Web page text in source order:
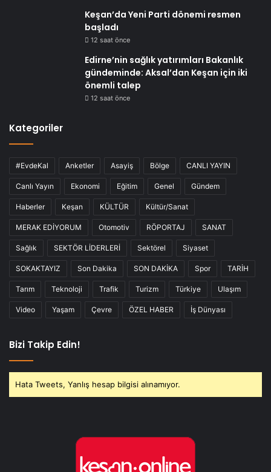
Keşan’da Yeni Parti dönemi resmen
başladı
12 saat önce
Edirne’nin sağlık yatırımları Bakanlık
gündeminde: Aksal’dan Keşan için iki
önemli talep
12 saat önce
Kategoriler
#EvdeKal Anketler Asayiş Bölge CANLI YAYIN
Canlı Yayın Ekonomi Eğitim Genel Gündem
Haberler Keşan KÜLTÜR Kültür/Sanat
MERAK EDİYORUM Otomotiv RÖPORTAJ SANAT
Sağlık SEKTÖR LİDERLERİ Sektörel Siyaset
SOKAKTAYIZ Son Dakika SON DAKİKA Spor TARİH
Tarım Teknoloji Trafik Turizm Türkiye Ulaşım
Video Yaşam Çevre ÖZEL HABER İş Dünyası
Bizi Takip Edin!
Hata Tweets, Yanlış hesap bilgisi alınamıyor.